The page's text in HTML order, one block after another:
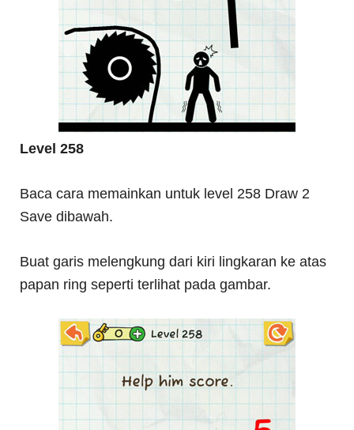
Level 258
Baca cara memainkan untuk level 258 Draw 2
Save dibawah.
Buat garis melengkung dari kiri lingkaran ke atas
papan ring seperti terlihat pada gambar.